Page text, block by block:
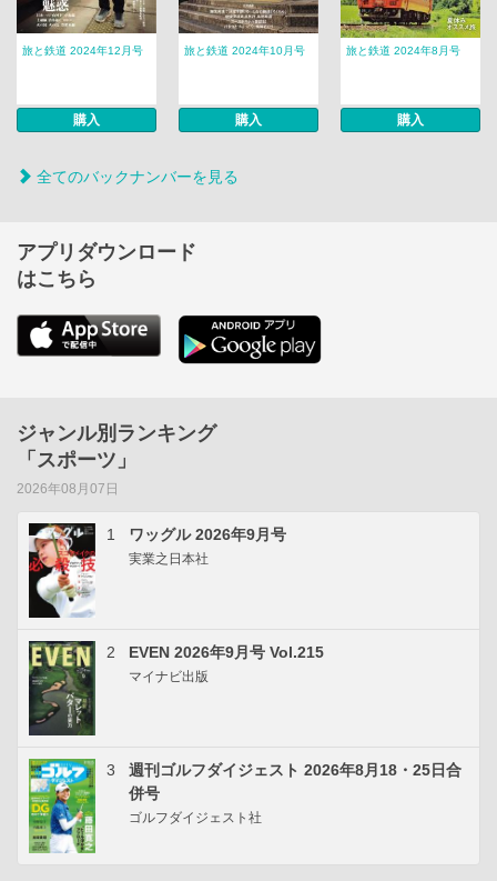
旅と鉄道 2024年12月号
購入
旅と鉄道 2024年10月号
購入
旅と鉄道 2024年8月号
購入
全てのバックナンバーを見る
アプリダウンロード
はこちら
ジャンル別ランキング
「スポーツ」
2026年08月07日
1 ワッグル 2026年9月号
実業之日本社
2 EVEN 2026年9月号 Vol.215
マイナビ出版
3
週刊ゴルフダイジェスト 2026年8月18・25日合
併号
ゴルフダイジェスト社